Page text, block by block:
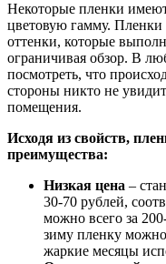
Некоторые пленки
цветовую гамму.
оттенки, которые
ограничивая обзор. В
посмотреть, что
стороны никто не
помещения.
Исходя из свойств,
преимущества:
Низкая цена –
30-70 рублей,
можно всего за
зиму пленку можно
жаркие месяцы